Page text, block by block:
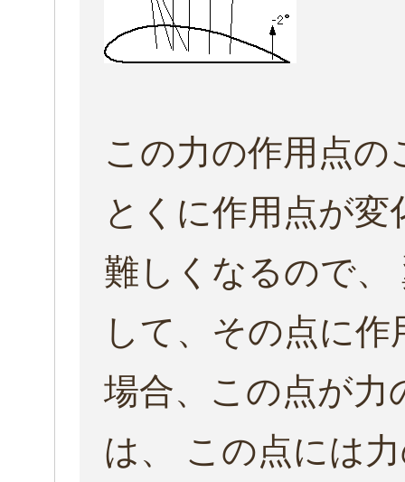
この力の作用点
とくに作用点が
難しくなるので、
して、その点に
場合、この点が力
は、 この点には